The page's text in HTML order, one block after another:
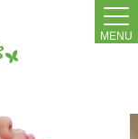
MENU